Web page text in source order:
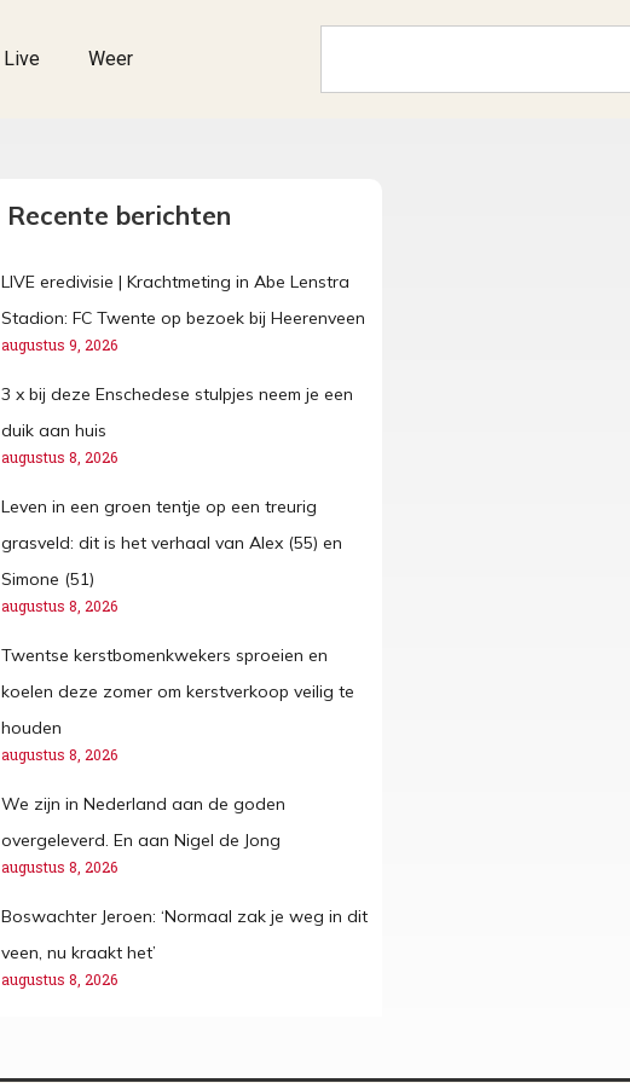
Live Weer
Recente berichten
LIVE eredivisie | Krachtmeting in Abe Lenstra
Stadion: FC Twente op bezoek bij Heerenveen
augustus 9, 2026
3 x bij deze Enschedese stulpjes neem je een
duik aan huis
augustus 8, 2026
Leven in een groen tentje op een treurig
grasveld: dit is het verhaal van Alex (55) en
Simone (51)
augustus 8, 2026
Twentse kerstbomenkwekers sproeien en
koelen deze zomer om kerstverkoop veilig te
houden
augustus 8, 2026
We zijn in Nederland aan de goden
overgeleverd. En aan Nigel de Jong
augustus 8, 2026
Boswachter Jeroen: ‘Normaal zak je weg in dit
veen, nu kraakt het’
augustus 8, 2026